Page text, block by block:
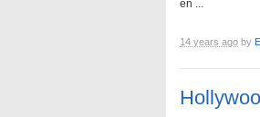
en ...
14 years ago by